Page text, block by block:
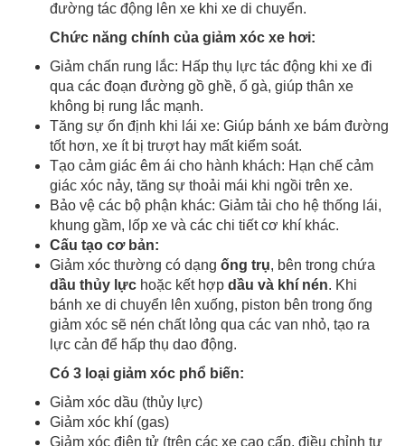
đường tác động lên xe khi xe di chuyển.
Chức năng chính của giảm xóc xe hơi:
Giảm chấn rung lắc: Hấp thụ lực tác động khi xe đi
qua các đoạn đường gồ ghề, ổ gà, giúp thân xe
không bị rung lắc mạnh.
Tăng sự ổn định khi lái xe: Giúp bánh xe bám đường
tốt hơn, xe ít bị trượt hay mất kiểm soát.
Tạo cảm giác êm ái cho hành khách: Hạn chế cảm
giác xóc nảy, tăng sự thoải mái khi ngồi trên xe.
Bảo vệ các bộ phận khác: Giảm tải cho hệ thống lái,
khung gầm, lốp xe và các chi tiết cơ khí khác.
Cấu tạo cơ bản:
Giảm xóc thường có dạng ống trụ, bên trong chứa
dầu thủy lực hoặc kết hợp dầu và khí nén. Khi
bánh xe di chuyển lên xuống, piston bên trong ống
giảm xóc sẽ nén chất lỏng qua các van nhỏ, tạo ra
lực cản để hấp thụ dao động.
Có 3 loại giảm xóc phổ biến:
Giảm xóc dầu (thủy lực)
Giảm xóc khí (gas)
Giảm xóc điện tử (trên các xe cao cấp, điều chỉnh tự